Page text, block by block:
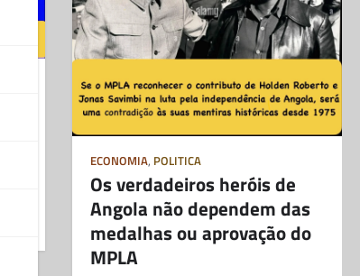
ECONOMIA, POLITICA
Os verdadeiros heróis de
Angola não dependem das
medalhas ou aprovação do
MPLA